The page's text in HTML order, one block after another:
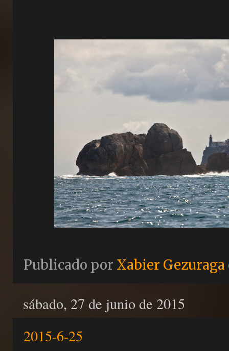
Publicado por Xabier Gezuraga
sábado, 27 de junio de 2015
2015-6-25